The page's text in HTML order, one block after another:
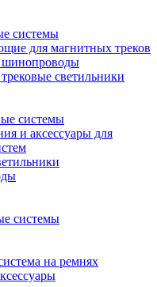
системы
для магнитных треков
светильники
системы
и аксессуары для
системы
на ремнях